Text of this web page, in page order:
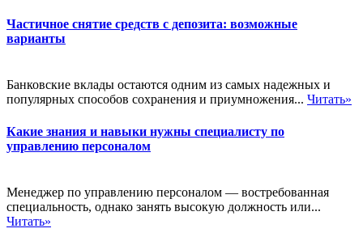
Частичное снятие средств с депозита: возможные
варианты
Банковские вклады остаются одним из самых надежных и
популярных способов сохранения и приумножения... Читать»
Какие знания и навыки нужны специалисту по
управлению персоналом
Менеджер по управлению персоналом — востребованная
специальность, однако занять высокую должность или...
Читать»